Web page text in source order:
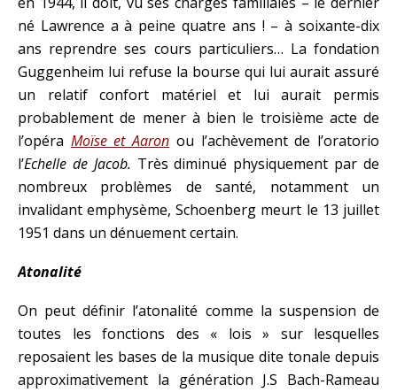
né Lawrence a à peine quatre ans ! – à soixante-dix
ans reprendre ses cours particuliers… La fondation
Guggenheim lui refuse la bourse qui lui aurait assuré
un relatif confort matériel et lui aurait permis
probablement de mener à bien le troisième acte de
l’opéra Moïse et Aaron ou l’achèvement de l’oratorio
l’Echelle de Jacob. Très diminué physiquement par de
nombreux problèmes de santé, notamment un
invalidant emphysème, Schoenberg meurt le 13 juillet
1951 dans un dénuement certain.
Atonalité
On peut définir l’atonalité comme la suspension de
toutes les fonctions des « lois » sur lesquelles
reposaient les bases de la musique dite tonale depuis
approximativement la génération J.S Bach-Rameau